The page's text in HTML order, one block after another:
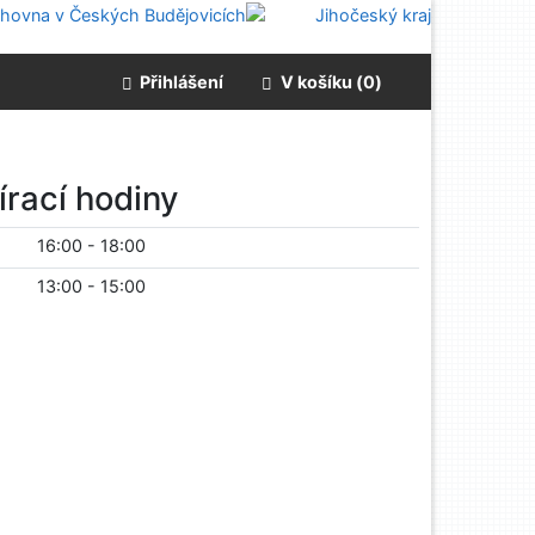
Přihlášení V košíku (0)
hodiny
16:00 - 18:00
13:00 - 15:00